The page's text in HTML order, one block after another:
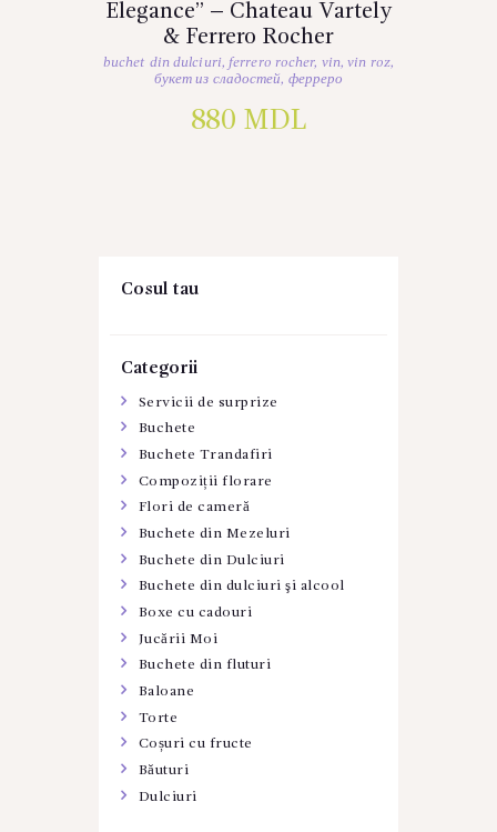
Elegance” – Chateau Vartely
& Ferrero Rocher
buchet din dulciuri, ferrero rocher, vin,vin roz,
букет из сладостей, ферреро
880 MDL
Cosul tau
Categorii
Servicii de surprize
Buchete
Buchete Trandafiri
Compoziții florare
Flori de cameră
Buchete din Mezeluri
Buchete din Dulciuri
Buchete din dulciuri şi alcool
Boxe cu cadouri
Jucării Moi
Buchete din fluturi
Baloane
Torte
Coșuri cu fructe
Băuturi
Dulciuri